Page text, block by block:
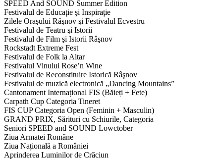
SPEED And SOUND Summer Edition
Festivalul de Educație şi Inspirație
Zilele Oraşului Râşnov şi Festivalul Ecvestru
Festivalul de Teatru şi Istorii
Festivalul de Film şi Istorii Râşnov
Rockstadt Extreme Fest
Festivalul de Folk la Altar
Festivalul Vinului Rose’n Wine
Festivalul de Reconstituire Istorică Râşnov
Festivalul de muzică electronică „Dancing Mountains”
Cantonament Internațional FIS (Băieți + Fete)
Carpath Cup Categoria Tineret
FIS CUP Categoria Open (Feminin + Masculin)
GRAND PRIX, Sărituri cu Schiurile, Categoria
Seniori SPEED and SOUND Lowctober
Ziua Armatei Române
Ziua Națională a României
Aprinderea Luminilor de Crăciun